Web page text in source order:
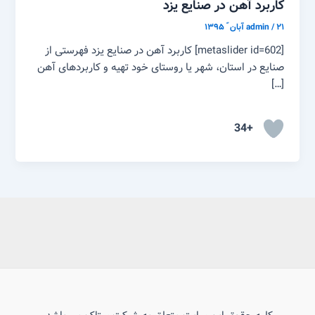
کاربرد آهن در صنایع یزد
admin/۲۱ آبان ّ ۱۳۹۵
[metaslider id=602] کاربرد آهن در صنایع یزد فهرستی از
صنایع در استان، شهر یا روستای خود تهیه و کاربردهای آهن
[…]
+34